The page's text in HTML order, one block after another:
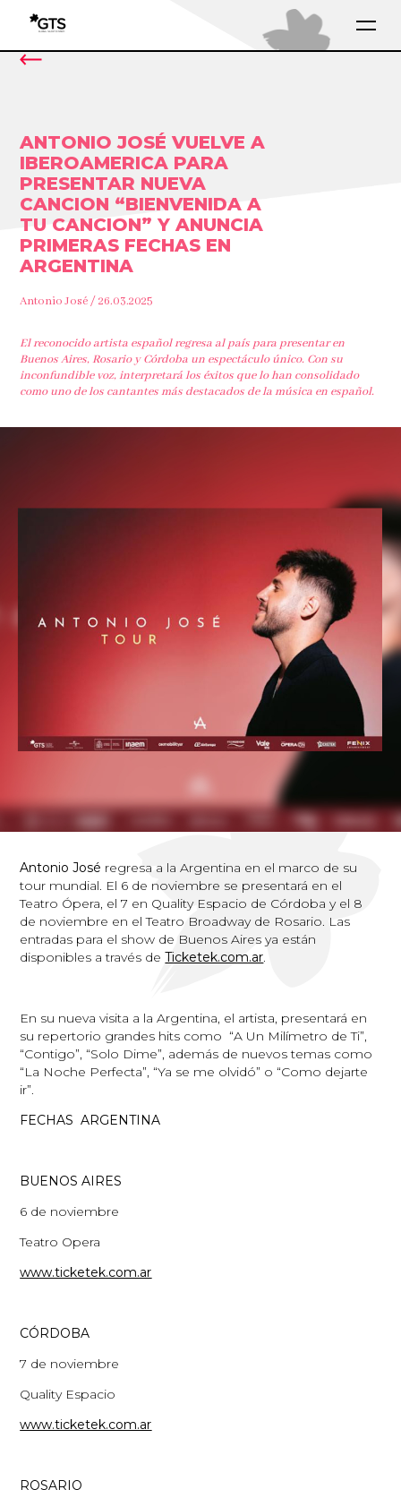
ANTONIO JOSÉ VUELVE A
IBEROAMERICA PARA
PRESENTAR NUEVA
CANCION “BIENVENIDA A
TU CANCION” Y ANUNCIA
PRIMERAS FECHAS EN
ARGENTINA
Antonio José / 26.03.2025
El reconocido artista españolregresa al país para presentar en
Buenos Aires, Rosario y Córdoba un espectáculo único. Con su
inconfundible voz, interpretará los éxitos que lo han consolidado
como uno de los cantantes más destacados de la música en español.
Antonio José regresa a la Argentina en el marco de su
tour mundial. El 6 de noviembre se presentará en el
Teatro Ópera, el 7 en Quality Espacio de Córdoba y el 8
de noviembre en el Teatro Broadway de Rosario. Las
entradas para el show de Buenos Aires ya están
disponibles a través deTicketek.com.ar
En su nueva visita a la Argentina, el artista, presentará en
su repertorio grandes hits como “A Un Milímetro de Ti”,
“Contigo”, “Solo Dime”, además de nuevos temas como
“La Noche Perfecta”, “Ya se me olvidó” o “Como dejarte
ir”.
FECHAS ARGENTINA
BUENOS AIRES
6 de noviembre
Teatro Opera
www.ticketek.com.ar
CÓRDOBA
7 de noviembre
Quality Espacio
www.ticketek.com.ar
ROSARIO